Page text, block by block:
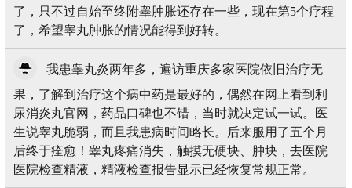
了，只不过自始至终附睾肿胀还存在一些，现在第5个疗程
了，希望睾丸肿胀的情况能得到好转。
我患睾丸炎两年多，遍访重庆多家医院依旧治疗无
果，了解到治疗这个病中药是最好的，偶然在网上看到利
尿消炎丸官网，药品口碑也不错，当时就决定试一试。医
生说睾丸脆弱，而且我患病时间略长。后来服用了五个月
后终于痊愈！睾丸疼痛消失，触摸无硬块、肿块，去医院
医院检查精液，精液检查报告显示已经恢复常规正常。